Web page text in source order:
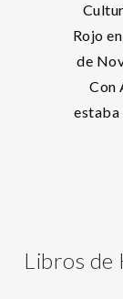
Rojo
de
Con
estaba
Libros de